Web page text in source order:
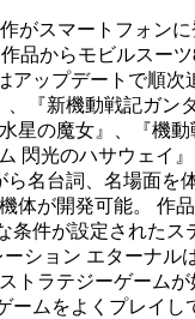
がスマートフォ
品からモビルスー
ップデートで順次
、『新機動戦記ガ
星の魔女』、『機
閃光のハサウェイ
名台詞、名場面
体が開発可能。
件が設定された
ション エターナ
トラテジーゲーム
ームをよくプレイ